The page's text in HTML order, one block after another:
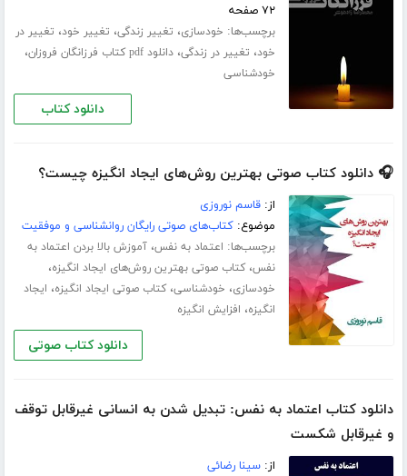
۷۲ صفحه
برچسب‌ها: خودسازی، تغییر زندگی، تغییر خود، تغییر در
خود، تغییر در زندگی،دانلود pdf کتاب فرزانگان فروزان ،
خودشناسی
دانلود کتاب
🎧 دانلود کتاب صوتی بهترین روش‌های ایجاد انگیزه چیست؟
از:قاسم نوروزی
موضوع:کتاب‌های صوتی رایگان روانشناسی و موفقیت
برچسب‌ها: اعتماد به نفس،آموزش بالا بردن اعتماد به
نفس،کتاب صوتی بهترین روش‌های ایجاد انگیزه،
خودسازی، خودشناسی،کتاب صوتی ایجاد انگیزه، ایجاد
انگیزه، افزایش انگیزه
دانلود کتاب صوتی
دانلود کتاب اعتماد به نفس: تبدیل شدن به انسانی غیرقابل توقف
و غیرقابل شکست
از:سینا رضائی